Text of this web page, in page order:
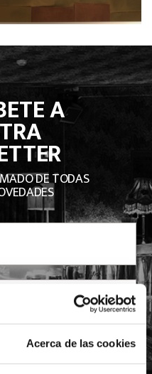
Acerca de las cookies
A
DE TODAS